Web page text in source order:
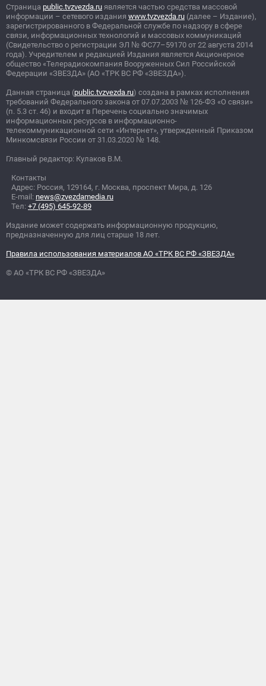
Страница public.tvzvezda.ru является частью средства массовой
информации – сетевого издания www.tvzvezda.ru (далее – Издание),
зарегистрированного в Федеральной службе по надзору в сфере
связи, информационных технологий и массовых коммуникаций
(Свидетельство о регистрации ЭЛ № ФС77–59170 от 22 августа 2014
года). Учредителем и редакцией Издания является Акционерное
общество «Телерадиокомпания Вооруженных Сил Российской
Федерации «ЗВЕЗДА» (АО «ТРК ВС РФ «ЗВЕЗДА»).
Данная страница (public.tvzvezda.ru) создана в рамках исполнения
требований Федерального закона от 07.07.2003 № 126-ФЗ «О связи»
(п. 5.3 ст. 46) и входит в Перечень социально значимых
информационных ресурсов в информационно-
телекоммуникационной сети «Интернет», утвержденный Приказом
Минкомсвязи России от 31.03.2020 № 148.
Главный редактор: Кулаков В.М.
Контакты
Адрес: Россия, 129164, г. Москва, проспект Мира, д. 126
E-mail: news@zvezdamedia.ru
Тел: +7 (495) 645-92-89
Издание может содержать информационную продукцию,
предназначенную для лиц старше 18 лет.
Правила использования материалов АО «ТРК ВС РФ «ЗВЕЗДА»
© АО «ТРК ВС РФ «ЗВЕЗДА»